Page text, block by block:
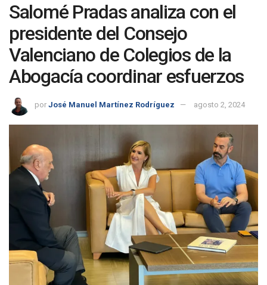
Salomé Pradas analiza con el
presidente del Consejo
Valenciano de Colegios de la
Abogacía coordinar esfuerzos
por José Manuel Martínez Rodríguez agosto 2, 2024